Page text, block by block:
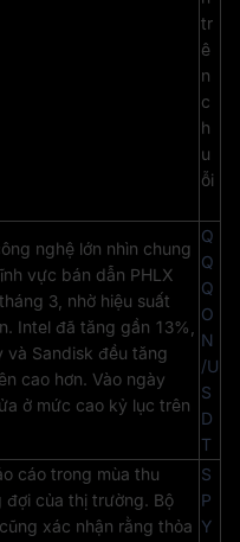
tr
ê
n
c
h
u
ỗi
nghệ lớn nhìn chung
vực bán dẫn PHLX
3, nhờ hiệu suất
Intel đã tăng gần 13%,
và Sandisk đều tăng
cao hơn. Vào ngày
ở mức cao kỷ lục trên
Q
Q
Q
O
N
/U
S
D
T
cáo trong mùa thu
đợi của thị trường. Bộ
xác nhận rằng thỏa
S
P
Y